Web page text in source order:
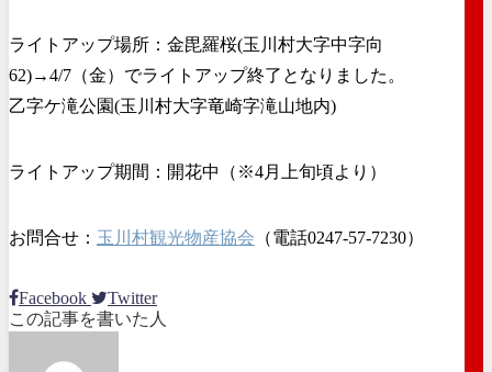
ライトアップ場所：金毘羅桜(玉川村大字中字向
62)→4/7（金）でライトアップ終了となりました。
乙字ケ滝公園(玉川村大字竜崎字滝山地内)
ライトアップ期間：開花中（※4月上旬頃より）
お問合せ： 玉川村観光物産協会 （電話0247-57-7230）
Facebook
Twitter
この記事を書いた人